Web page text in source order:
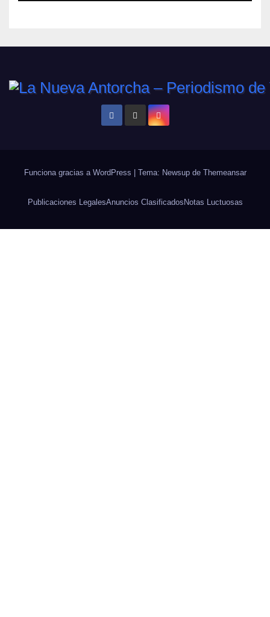
Funciona gracias a WordPress Tema: Newsup de Themeansar
Publicaciones LegalesAnuncios ClasificadosNotas Luctuosas